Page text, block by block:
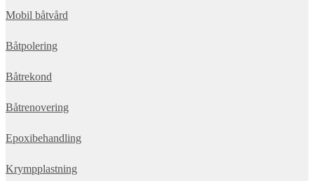
Mobil båtvård
Båtpolering
Båtrekond
Båtrenovering
Epoxibehandling
Krympplastning